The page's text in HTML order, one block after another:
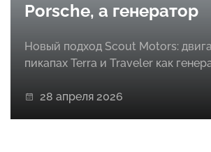
Porsche, а генератор
Новый подход Scout Motors:
пикапах Terra и Traveler как
28 апреля 2026